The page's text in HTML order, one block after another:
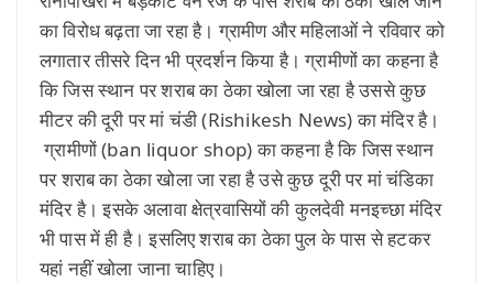
का विरोध बढ़ता जा रहा है। ग्रामीण और महिलाओं ने रविवार को
लगातार तीसरे दिन भी प्रदर्शन किया है। ग्रामीणों का कहना है
कि जिस स्थान पर शराब का ठेका खोला जा रहा है उससे कुछ
मीटर की दूरी पर मां चंडी (Rishikesh News) का मंदिर है।
ग्रामीणों (ban liquor shop) का कहना है कि जिस स्थान
पर शराब का ठेका खोला जा रहा है उसे कुछ दूरी पर मां चंडिका
मंदिर है। इसके अलावा क्षेत्रवासियों की कुलदेवी मनइच्छा मंदिर
भी पास में ही है। इसलिए शराब का ठेका पुल के पास से हटकर
यहां नहीं खोला जाना चाहिए।